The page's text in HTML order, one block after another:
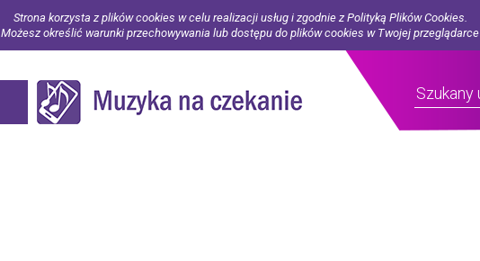
Strona korzysta z plików cookies w celu realizacji usług i zgodnie z Polityką Plików Cookies.
Możesz określić warunki przechowywania lub dostępu do plików cookies w Twojej przeglądarce